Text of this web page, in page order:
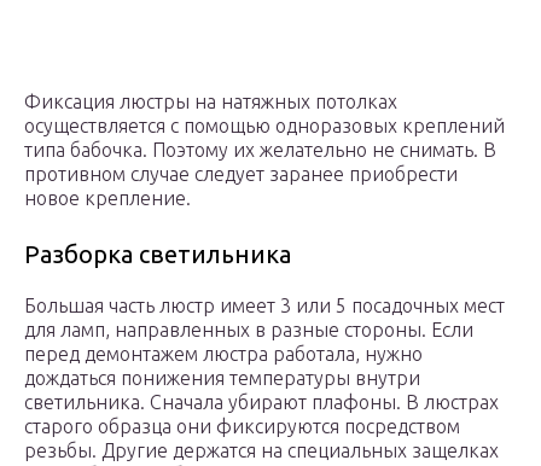
Фиксация люстры на натяжных потолках
осуществляется с помощью одноразовых креплений
типа бабочка. Поэтому их желательно не снимать. В
противном случае следует заранее приобрести
новое крепление.
Разборка светильника
Большая часть люстр имеет 3 или 5 посадочных мест
для ламп, направленных в разные стороны. Если
перед демонтажем люстра работала, нужно
дождаться понижения температуры внутри
светильника. Сначала убирают плафоны. В люстрах
старого образца они фиксируются посредством
резьбы. Другие держатся на специальных защелках